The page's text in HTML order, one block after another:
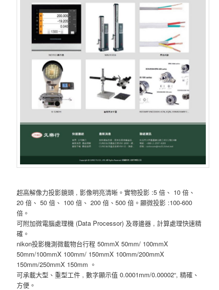
超高解像力投影鏡頭 , 影像明亮清晰。實物投影 :5 倍、 10 倍、
20 倍、 50 倍、 100 倍、 200 倍、500 倍。顯微投影 :100-600
倍。
可附加微電腦處理機 (Data Processor) 及尋邊器 , 計算處理快速精
確。
nikon投影機測微載物台行程 50mmX 50mm/ 100mmX
50mm/100mmX 100mm/ 150mmX 100mm/200mmX
150mm/250mmX 150mm 。
可承載大型、重型工件 , 數字顯示值 0.0001mm/0.00002“, 精確、
方便。